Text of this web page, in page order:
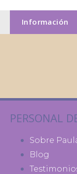
Información
PERSONAL
Sobre
Blog